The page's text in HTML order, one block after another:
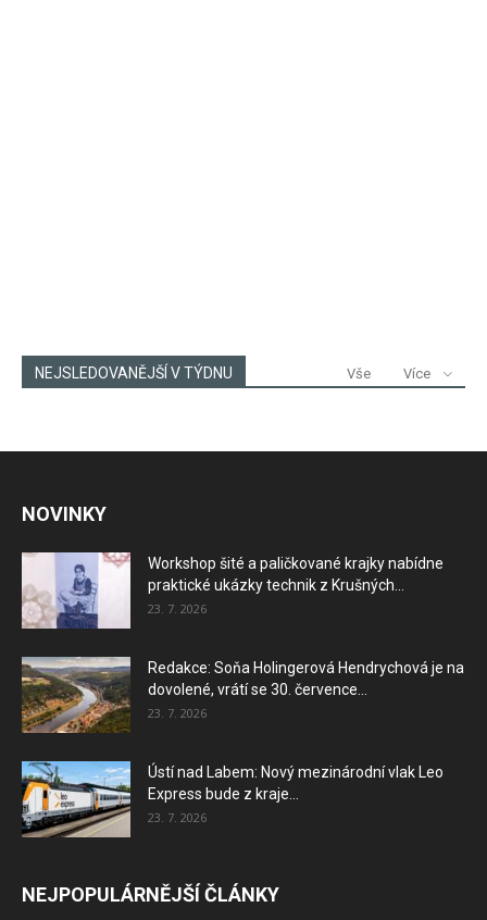
NEJSLEDOVANĚJŠÍ V TÝDNU Vše Více
NOVINKY
Workshop šité a paličkované krajky nabídne
praktické ukázky technik z Krušných...
23. 7. 2026
Redakce: Soňa Holingerová Hendrychová je na
dovolené, vrátí se 30. července...
23. 7. 2026
Ústí nad Labem: Nový mezinárodní vlak Leo
Express bude z kraje...
23. 7. 2026
NEJPOPULÁRNĚJŠÍ ČLÁNKY